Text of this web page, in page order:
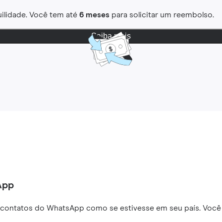
Você tem até6 meses para solicitar um reembolso.
Saiba mais
do WhatsApp como se estivesse em seu país.